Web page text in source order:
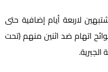
لاربعة أيام إضافية حتى
لوائح اتهام ضد اثنين منهم (تحت